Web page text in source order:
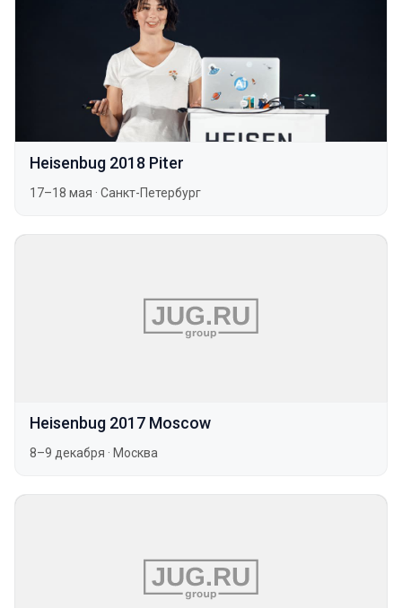
Heisenbug 2018 Piter
17–18 мая · Санкт-Петербург
Heisenbug 2017 Moscow
8–9 декабря · Москва